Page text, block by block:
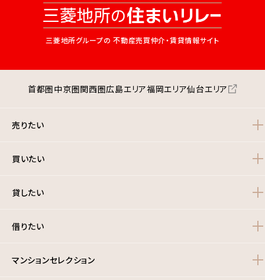
三菱地所グループの 不動産売買仲介・賃貸情報サイト
首都圏中京圏関西圏広島エリア福岡エリア仙台エリア
売りたい
買いたい
貸したい
借りたい
マンションセレクション